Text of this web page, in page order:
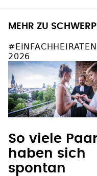
MEHR ZU
#EINFACHHEIRATEN
2026
So viele
haben sich
spontan